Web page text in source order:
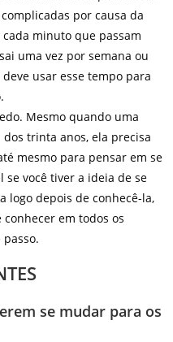
por causa da
minuto que passam
uma vez por semana ou
usar esse tempo para
Mesmo quando uma
trinta anos, ela precisa
mesmo para pensar em se
se você tiver a ideia de se
logo depois de conhecê-la,
em todos os
se mudar para os